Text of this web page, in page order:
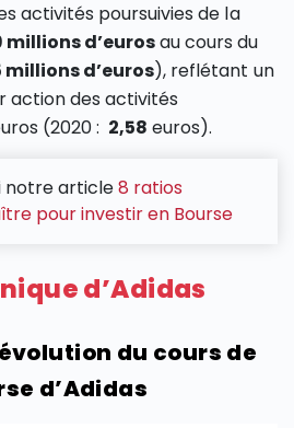
activités poursuivies de la
millions d’eurosau cours du
millions d’euros), reflétant un
action des activités
(2020 : 2,58 euros).
notre article8 ratios
pour investir en Bourse
d’Adidas
du cours de
d’Adidas